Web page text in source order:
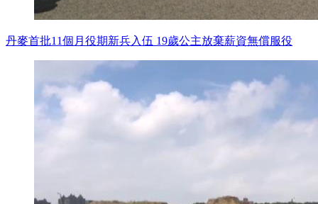
丹麥首批11個月役期新兵入伍 19歲公主放棄薪資無償服役